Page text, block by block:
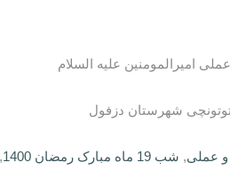
امیرالمومنین علیه السلام
عملی, شب 19 ماه مبارک رمضان 1400 ,